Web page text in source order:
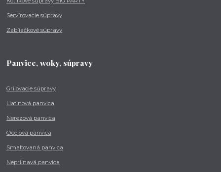
Servírovacie súpravy
Zabíjačkové súpravy
Panvice, woky, súpravy
Grilovacie súpravy
Liatinová panvica
Nerezová panvica
Oceľová panvica
Smaltovaná panvica
Nepriľnavá panvica